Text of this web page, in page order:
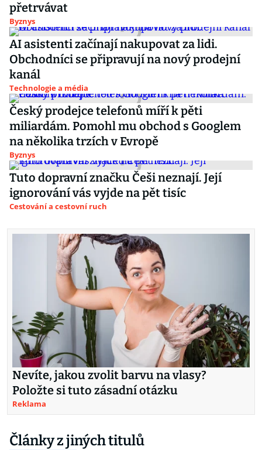
přetrvávat
Byznys
AI asistenti začínají nakupovat za lidi.
Obchodníci se připravují na nový prodejní
kanál
Technologie a média
Český prodejce telefonů míří k pěti
miliardám. Pomohl mu obchod s Googlem
na několika trzích v Evropě
Byznys
Tuto dopravní značku Češi neznají. Její
ignorování vás vyjde na pět tisíc
Cestování a cestovní ruch
Nevíte, jakou zvolit barvu na vlasy?
Položte si tuto zásadní otázku
Reklama
Články z jiných titulů